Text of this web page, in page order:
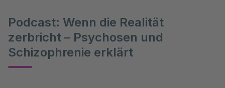
Podcast: Wenn die Realität
zerbricht – Psychosen und
Schizophrenie erklärt